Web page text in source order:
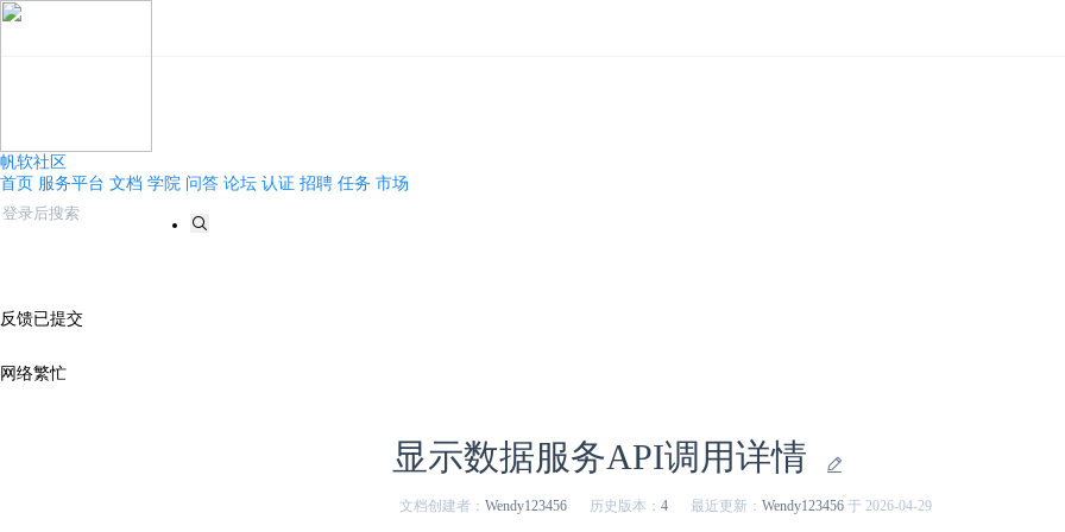
帆软社区
首页 服务平台 文档 学院 问答 论坛 认证 招聘 任务 市场
反馈已提交
网络繁忙
显示数据服务API调用详情
文档创建者： Wendy123456 历史版本： 4 最近更新： Wendy123456 于 2026-04-29